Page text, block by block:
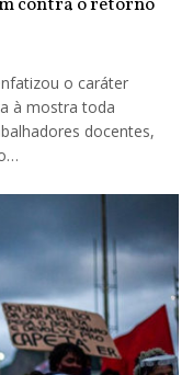
o caráter
à mostra toda
docentes,